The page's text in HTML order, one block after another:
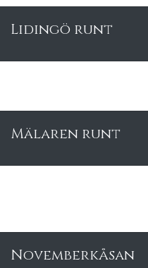
Lidingö runt
Mälaren runt
Novemberkåsan